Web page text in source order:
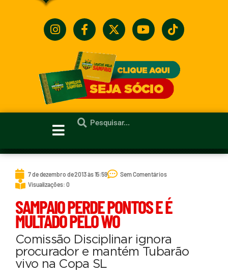
7 de dezembro de 2013 às 15:59
Sem Comentários
Visualizações: 0
SAMPAIO PERDE PONTOS E É
MULTADO PELO WO
Comissão Disciplinar ignora
procurador e mantém Tubarão
vivo na Copa SL